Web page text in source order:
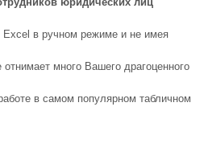
Excel в ручном режиме и не имея
много Вашего драгоценного
в самом популярном табличном